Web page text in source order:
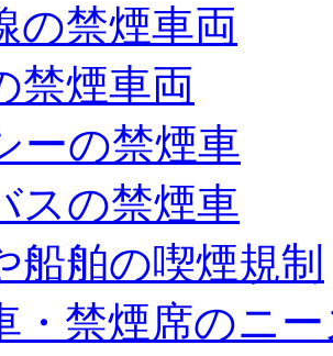
の禁煙車両
禁煙車両
ーの禁煙車
スの禁煙車
船舶の喫煙規制
・禁煙席のニ